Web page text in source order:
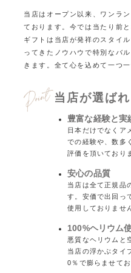
当店はオープン以来、ワンラ
ております。 今では当たり前
ギフトは当店が発祥のスタイル
ってきたノウハウで特別なバ
きます。 全て心を込めて一つ
当店が選ば
豊富な経験と実
日本だけでなくア
での経験や、数多
評価を頂いており
安心の品質
当店は全て正規品
す。安価で出回っ
使用しておりませ
100%ヘリウム
悪質なヘリウムと
当店の浮かぶタイ
0％で膨らませてお